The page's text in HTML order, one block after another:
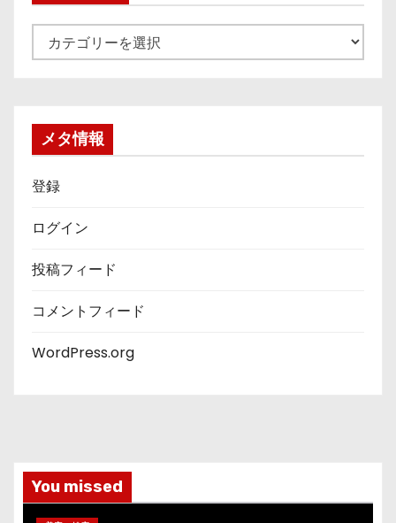
テ
メタ情報
登録
ログイン
投稿フィード
コメントフィード
WordPress.org
You missed